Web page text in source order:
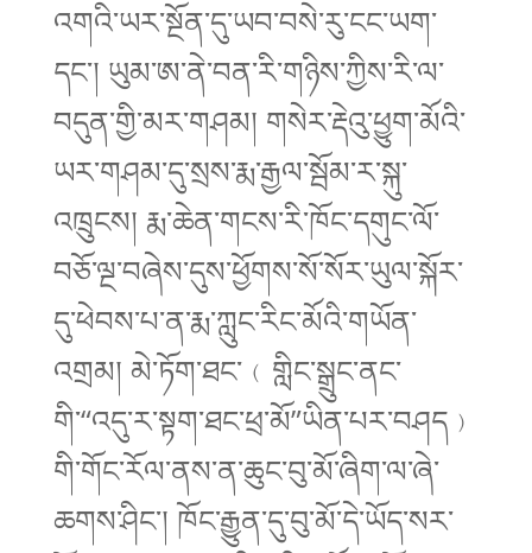
འགའི་ཡར་སྔོན་དུ་ཡབ་བསེ་རུ་ངང་ཡག་
དང་། ཡུམ་ཨ་ནེ་བན་རི་གཉིས་ཀྱིས་རི་ལ་
བདུན་གྱི་མར་གཤམ། གསེར་རྡེའུ་ཕྱུག་མོའི་
ཡར་གཤམ་དུ་སྲས་རྨ་རྒྱལ་སྦོམ་ར་སྐུ་
འཁྲུངས། རྨ་ཆེན་གངས་རི་ཁོང་དགུང་ལོ་
བཅོ་ལྔ་བཞེས་དུས་ཕྱོགས་སོ་སོར་ཡུལ་སྐོར་
དུ་ཕེབས་པ་ན་རྨ་ཀླུང་རིང་མོའི་གཡོན་
འགྲམ། མེ་ཏོག་ཐང་﹙གླིང་སྒྲུང་ནང་
གི་“འདུ་ར་སྟག་ཐང་ཕྲ་མོ”ཡིན་པར་བཤད﹚
གི་གོང་རོལ་ནས་ན་ཆུང་བུ་མོ་ཞིག་ལ་ཞེ་
ཆགས་ཤིང་། ཁོང་རྒྱུན་དུ་བུ་མོ་དེ་ཡོད་སར་